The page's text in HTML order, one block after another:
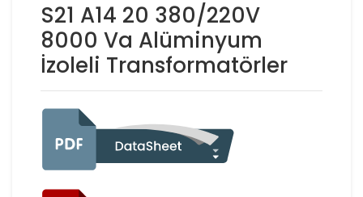
S21 A14 20 380/220V
8000 Va Alüminyum
İzoleli Transformatörler